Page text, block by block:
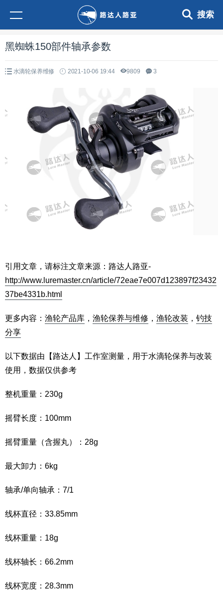
搜索
黑蜘蛛150部件轴承参数
水滴轮保养维修 2021-10-06 19:44 9809 3
引用文章，请标注文章来源：路达人路亚-
http://www.luremaster.cn/article/72eae7e007d123897f23432
37be4331b.html
更多内容： 渔轮产品库 ， 渔轮保养与维修 ， 渔轮改装 ， 钓技
分享
以下数据由【路达人】工作室测量，用于水滴轮保养与改装
使用，数据仅供参考
整机重量：230g
摇臂长度：100mm
摇臂重量（含握丸）：28g
最大卸力：6kg
轴承/单向轴承：7/1
线杯直径：33.85mm
线杯重量：18g
线杯轴长：66.2mm
线杯宽度：28.3mm